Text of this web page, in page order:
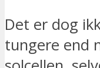
Det er dog
tungere end